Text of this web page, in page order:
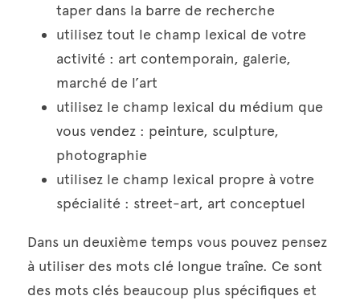
taper dans la barre de recherche
utilisez tout le champ lexical de votre
activité : art contemporain, galerie,
marché de l’art
utilisez le champ lexical du médium que
vous vendez : peinture, sculpture,
photographie
utilisez le champ lexical propre à votre
spécialité : street-art, art conceptuel
Dans un deuxième temps vous pouvez pensez
à utiliser des mots clé longue traîne. Ce sont
des mots clés beaucoup plus spécifiques et